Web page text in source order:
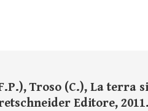
Troso (C.), La
Editore,